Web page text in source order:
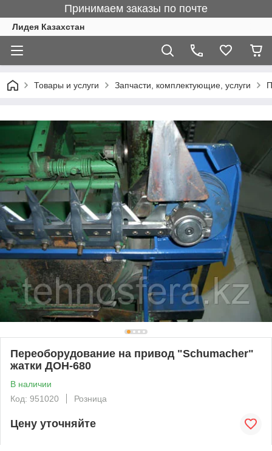
Принимаем заказы по почте
Лидея Казахстан
Товары и услуги Запчасти, комплектующие, услуги
Переоборудование на привод "Schumacher"
жатки ДОН-680
В наличии
Код: 951020
Розница
Цену уточняйте